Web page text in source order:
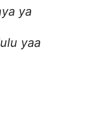
ya
yaa